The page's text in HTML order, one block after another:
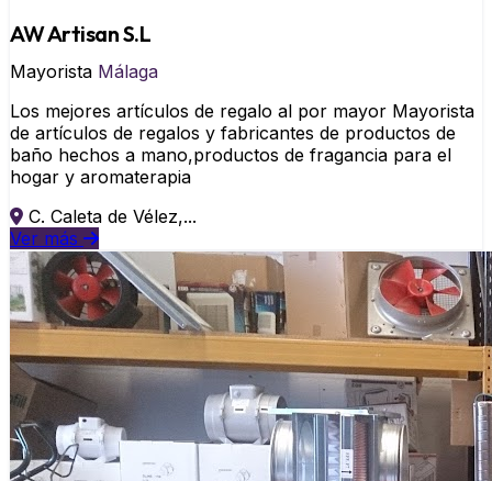
AW Artisan S.L
Mayorista Málaga
Los mejores artículos de regalo al por mayor Mayorista
de artículos de regalos y fabricantes de productos de
baño hechos a mano,productos de fragancia para el
hogar y aromaterapia
C. Caleta de Vélez,...
Ver más